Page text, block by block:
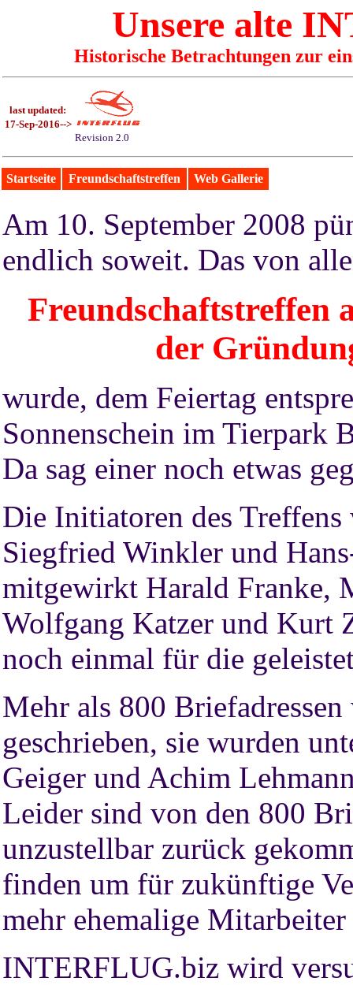
Unsere alte
Historische Betrachtungen zur
last updated:
17-Sep-2016-->
Revision 2.0
Startseite Freundschaftstreffen Web Gallerie
Am 10. September 2008
endlich soweit. Das von
Freundschaftstreffen
der
wurde, dem Feiertag
Sonnenschein im Tierpark
Da sag einer noch etwas
Die Initiatoren des
Siegfried Winkler und
mitgewirkt Harald Franke,
Wolfgang Katzer und Kurt
noch einmal für die
Mehr als 800
geschrieben, sie wurden
Geiger und Achim
Leider sind von den 800
unzustellbar zurück
finden um für zukünftige
mehr ehemalige
INTERFLUG.biz wird